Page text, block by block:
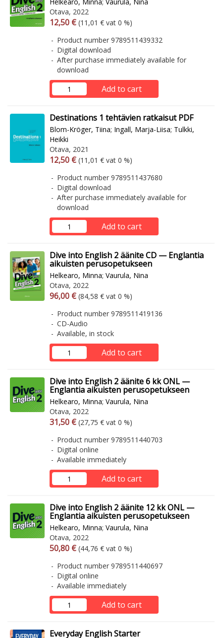
Otava, 2022
Arvonlisäverollinen hinta
12,50 € Excl. vat
(11,01 € vat 0 %)
Product number 9789511439332
Digital download
After purchase immediately available for
download
Add to cart
Destinations 1 tehtävien ratkaisut PDF
Blom-Kröger, Tiina; Ingall, Marja-Liisa; Tulkki,
Heikki
Otava, 2021
Arvonlisäverollinen hinta
12,50 € Excl. vat
(11,01 € vat 0 %)
Product number 9789511437680
Digital download
After purchase immediately available for
download
Add to cart
Dive into English 2 äänite CD — Englantia
aikuisten perusopetukseen
Helkearo, Minna; Vaurula, Nina
Otava, 2022
Arvonlisäverollinen hinta
96,00 € Excl. vat
(84,58 € vat 0 %)
Product number 9789511419136
CD-Audio
Available, in stock
Add to cart
Dive into English 2 äänite 6 kk ONL —
Englantia aikuisten perusopetukseen
Helkearo, Minna; Vaurula, Nina
Otava, 2022
Arvonlisäverollinen hinta
31,50 € Excl. vat
(27,75 € vat 0 %)
Product number 9789511440703
Digital online
Available immediately
Add to cart
Dive into English 2 äänite 12 kk ONL —
Englantia aikuisten perusopetukseen
Helkearo, Minna; Vaurula, Nina
Otava, 2022
Arvonlisäverollinen hinta
50,80 € Excl. vat
(44,76 € vat 0 %)
Product number 9789511440697
Digital online
Available immediately
Add to cart
Everyday English Starter